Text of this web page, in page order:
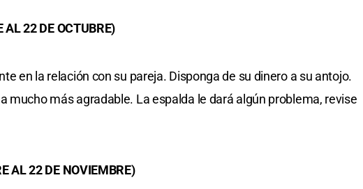
AL 22 DE OCTUBRE)
en la relación con su pareja. Disponga de su dinero a su antojo.
mucho más agradable. La espalda le dará algún problema, revise
AL 22 DE NOVIEMBRE)